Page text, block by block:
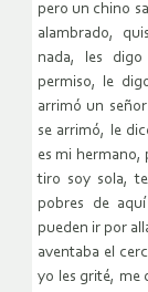
pero un chino
alambrado,
nada, les
permiso, le
arrimó un
se arrimó, le
es mi hermano,
tiro soy sola,
pobres de
pueden ir por
aventaba el
yo les grité, me